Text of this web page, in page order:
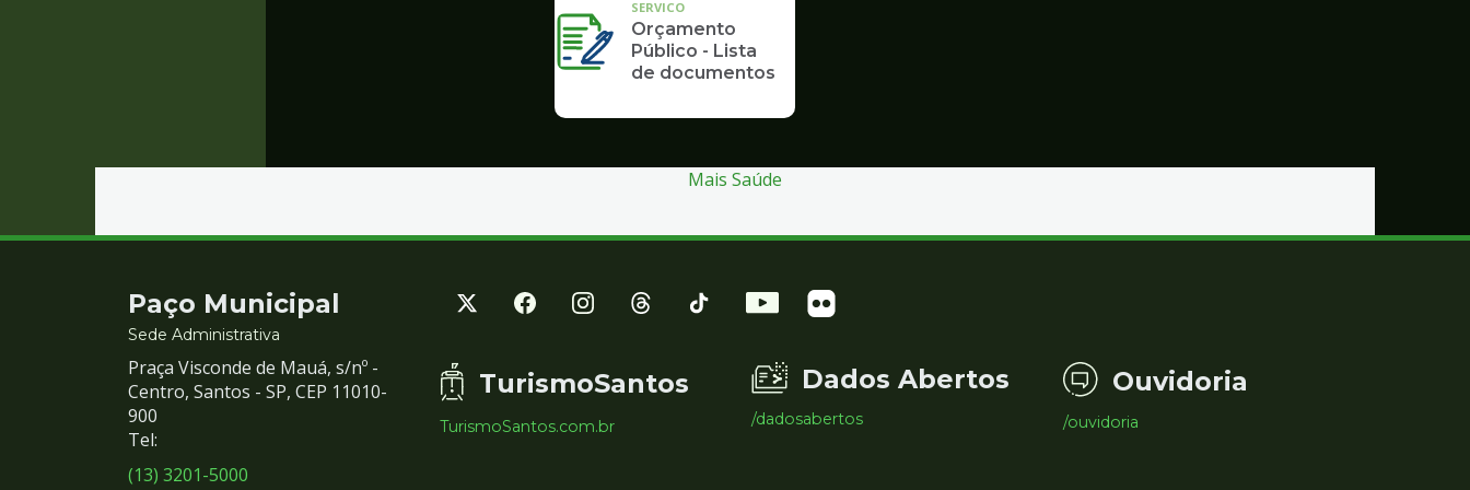
SERVICO
Orçamento
Público - Lista
de documentos
Mais Saúde
Contato
e
Redes
Sociais
Paço Municipal
Sede Administrativa
Praça Visconde de Mauá, s/nº -
Centro, Santos - SP, CEP 11010-
900
Tel:
(13) 3201-5000
TurismoSantos
TurismoSantos.com.br
Dados Abertos
/dadosabertos
Ouvidoria
/ouvidoria